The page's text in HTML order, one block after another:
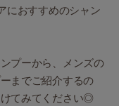
におすすめのシャン
プーから、メンズの
までご紹介するの
てみてください◎